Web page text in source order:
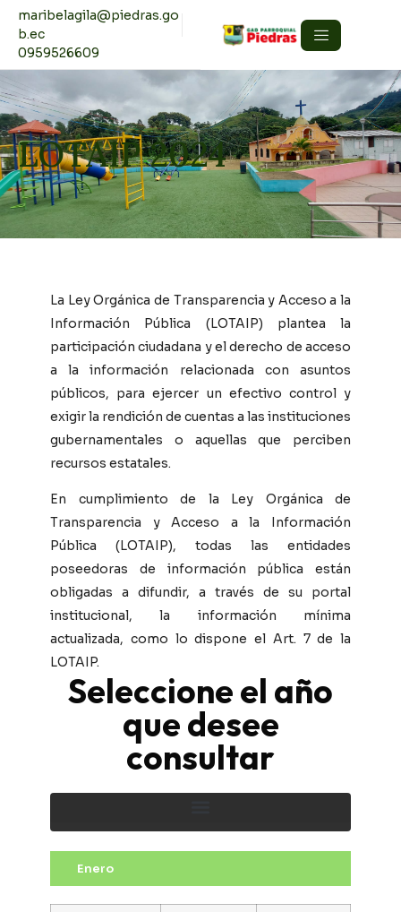
maribelagila@piedras.go
b.ec
0959526609
LOTAIP 2024
La Ley Orgánica de Transparencia y Acceso a la
Información Pública (LOTAIP) plantea la
participación ciudadana y el derecho de acceso
a la información relacionada con asuntos
públicos, para ejercer un efectivo control y
exigir la rendición de cuentas a las instituciones
gubernamentales o aquellas que perciben
recursos estatales.
En cumplimiento de la Ley Orgánica de
Transparencia y Acceso a la Información
Pública (LOTAIP), todas las entidades
poseedoras de información pública están
obligadas a difundir, a través de su portal
institucional, la información mínima
actualizada, como lo dispone el Art. 7 de la
LOTAIP.
Seleccione el año
que desee
consultar
Enero